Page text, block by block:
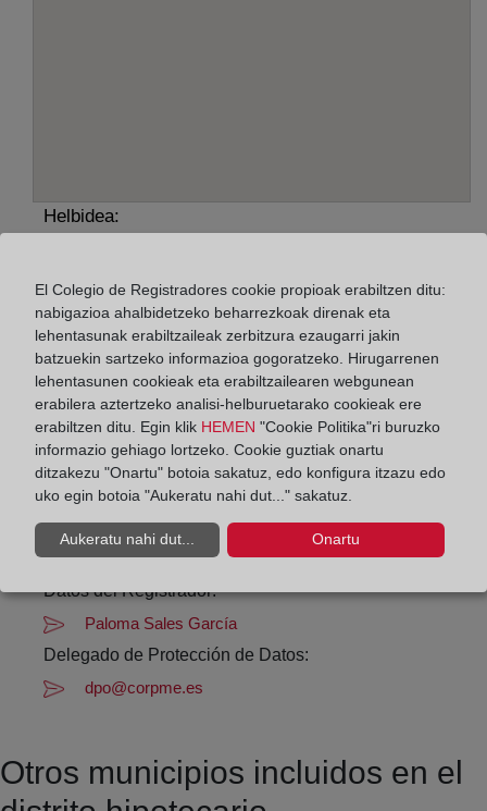
Helbidea:
Horario:
De lunes a viernes de 09:00 a 17:00 horas
Agosto: De lunes a viernes de 09:00 a 14:00 horas
Los días 24 y 31 de diciembre de 09:00 a 14:00
horas
Datos de contacto:
(957) 16 01 46
montoro@registrodelapropiedad.org
Datos del Registrador:
Paloma Sales García
Delegado de Protección de Datos:
dpo@corpme.es
Otros municipios incluidos en el
El Colegio de Registradores cookie propioak erabiltzen ditu:
nabigazioa ahalbidetzeko beharrezkoak direnak eta
lehentasunak erabiltzaileak zerbitzura ezaugarri jakin
batzuekin sartzeko informazioa gogoratzeko. Hirugarrenen
lehentasunen cookieak eta erabiltzailearen webgunean
erabilera aztertzeko analisi-helburuetarako cookieak ere
erabiltzen ditu. Egin klik HEMEN "Cookie Politika"ri buruzko
informazio gehiago lortzeko. Cookie guztiak onartu
ditzakezu "Onartu" botoia sakatuz, edo konfigura itzazu edo
uko egin botoia "Aukeratu nahi dut..." sakatuz.
Aukeratu nahi dut... Onartu